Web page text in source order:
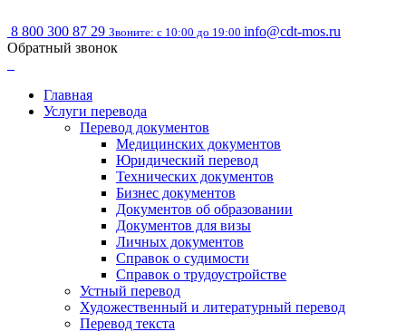
8 800 300 87 29 Звоните: с 10:00 до 19:00 info@cdt-mos.ru
Обратный звонок
Главная
Услуги перевода
Перевод документов
Медицинских документов
Юридический перевод
Технических документов
Бизнес документов
Документов об образовании
Документов для визы
Личных документов
Справок о судимости
Справок о трудоустройстве
Устный перевод
Художественный и литературный перевод
Перевод текста